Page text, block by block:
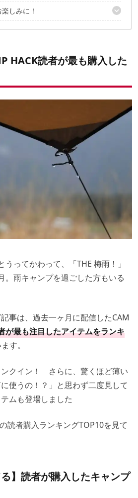
ウエストファン
iPhone15対応 USB Type-C
トコンパクトポンチョ K502
ンコンロ
リー 傘ホルダー
ウォレット
しみに！
HACK読者が最も購入した
ってかわって、「THE 梅雨！」
。雨キャンプを過ごした方もいる
事は、過去一ヶ月に配信したCAM
が最も注目したアイテムをランキ
す。
クイン！ さらに、驚くほど薄い
使うの！？」と思わず二度見して
ムも登場しました
読者購入ランキングTOP10を見て
る】読者が購入したキャンプ